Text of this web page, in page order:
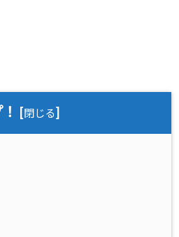
[閉じる]